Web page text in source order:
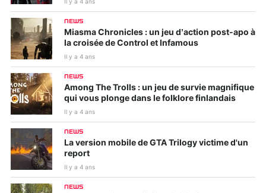
Il y a 4 ans
NEWS
Miasma Chronicles : un jeu d’action post-apo à
la croisée de Control et Infamous
Il y a 4 ans
NEWS
Among The Trolls : un jeu de survie magnifique
qui vous plonge dans le folklore finlandais
Il y a 4 ans
NEWS
La version mobile de GTA Trilogy victime d'un
report
Il y a 4 ans
NEWS